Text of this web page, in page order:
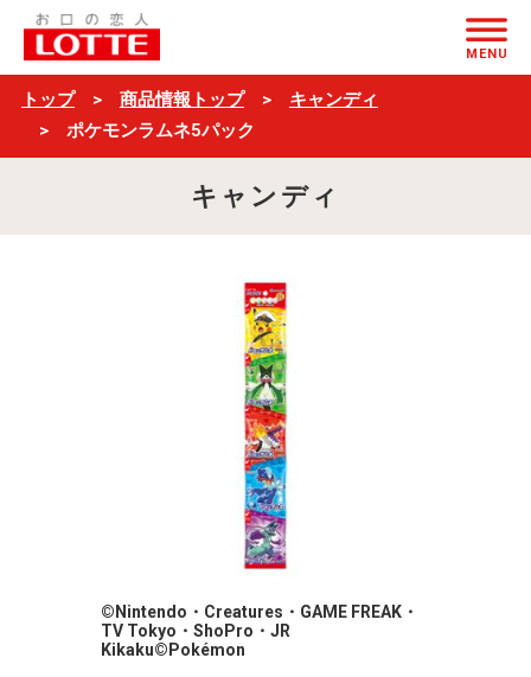
ポ
ケ
モ
ラ
ネ
MENU
トップ 商品情報トップ
キャンディ
ポケモンラムネ5パック
キャンディ
©Nintendo・Creatures・GAME FREAK・
TV Tokyo・ShoPro・JR
Kikaku©Pokémon